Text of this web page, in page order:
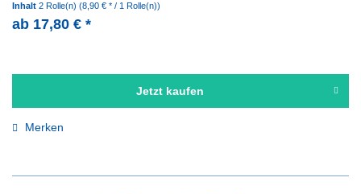
Inhalt 2 Rolle(n) (8,90 € * / 1 Rolle(n))
ab 17,80 € *
Jetzt kaufen
Merken